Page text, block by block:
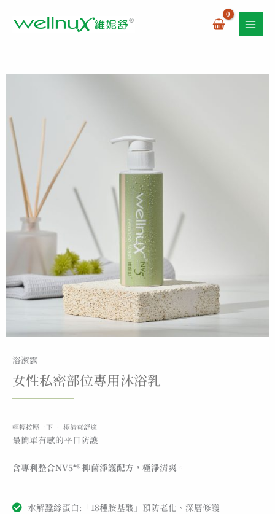
浴潔露
女性私密部位專用沐浴乳
輕輕按壓一下 ‧ 極清爽舒適
最簡單有感的平日防護
含專利整合NV5⁺® 抑菌淨護配方，極淨清爽。
水解蠶絲蛋白:「18種胺基酸」預防老化、深層修護